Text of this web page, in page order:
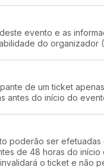
evento e as
do organizador
de um ticket
antes do início do
poderão ser efetuadas
de 48 horas do início
o ticket e não